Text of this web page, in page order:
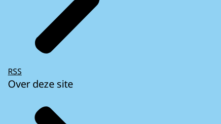
RSS
Over deze site